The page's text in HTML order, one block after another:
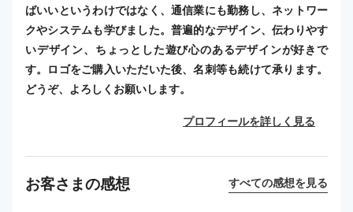
ばいいというわけではなく、通信業にも勤務し、ネットワー
クやシステムも学びました。普遍的なデザイン、伝わりやす
いデザイン、ちょっとした遊び心のあるデザインが好きで
す。ロゴをご購入いただいた後、名刺等も続けて承ります。
どうぞ、よろしくお願いします。
プロフィールを詳しく見る
お客さまの感想 すべての感想を見る